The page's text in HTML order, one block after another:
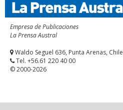
Empresa de Publicaciones
La Prensa Austral
Waldo Seguel 636, Punta Arenas, Chile
Tel. +56.61 220 40 00
© 2000-2026